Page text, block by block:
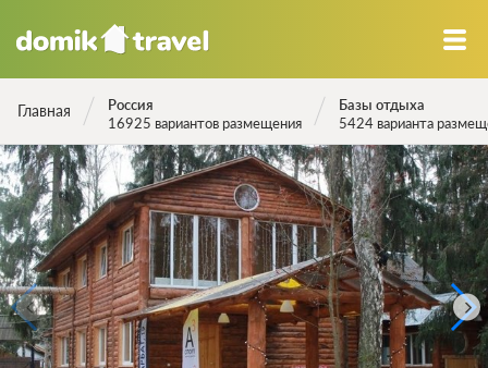
Главная
Россия
16925 вариантов размещения
Базы отдыха
5424 варианта